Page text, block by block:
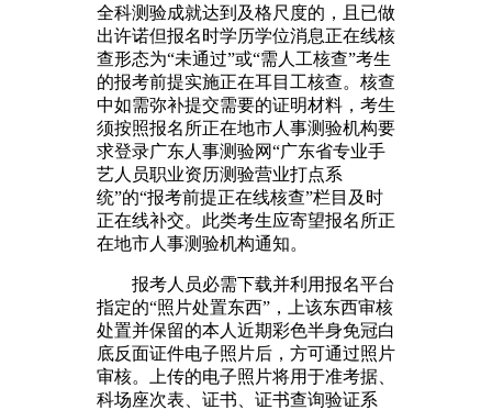
全科测验成就达到及格尺度的，且已做
出许诺但报名时学历学位消息正在线核
查形态为“未通过”或“需人工核查”考生
的报考前提实施正在耳目工核查。核查
中如需弥补提交需要的证明材料，考生
须按照报名所正在地市人事测验机构要
求登录广东人事测验网“广东省专业手
艺人员职业资历测验营业打点系
统”的“报考前提正在线核查”栏目及时
正在线补交。此类考生应寄望报名所正
在地市人事测验机构通知。
报考人员必需下载并利用报名平台
指定的“照片处置东西”，上该东西审核
处置并保留的本人近期彩色半身免冠白
底反面证件电子照片后，方可通过照片
审核。上传的电子照片将用于准考据、
科场座次表、证书、证书查询验证系